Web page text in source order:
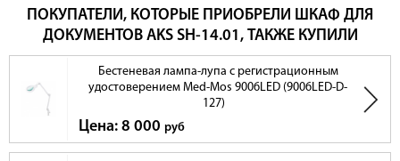
ПОКУПАТЕЛИ, КОТОРЫЕ ПРИОБРЕЛИ ШКАФ ДЛЯ
ДОКУМЕНТОВ AKS SH-14.01, ТАКЖЕ КУПИЛИ
Бестеневая лампа-лупа с регистрационным
удостоверением Med-Mos 9006LED (9006LED-D-
127)
Цена: 8 000 руб